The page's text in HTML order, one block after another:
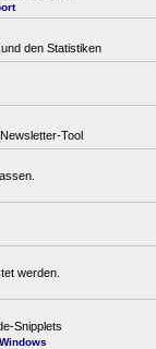
den Statistiken
Tool
werden.
Snipplets
Windows